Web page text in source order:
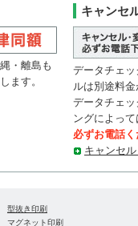
・離島も
ます。
キャンセ
データチェ
ルは別途料
データチェ
ングによっ
必ずお電話
キャンセ
型抜き印刷
マグネット印刷